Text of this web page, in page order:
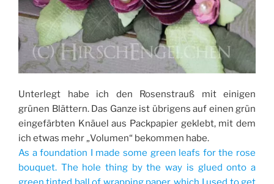
Unterlegt habe ich den Rosenstrauß mit einigen
grünen Blättern. Das Ganze ist übrigens auf einen grün
eingefärbten Knäuel aus Packpapier geklebt, mit dem
ich etwas mehr „Volumen“ bekommen habe.
As a foundation I made some green leafs for the rose
bouquet. The hole thing by the way is glued onto a